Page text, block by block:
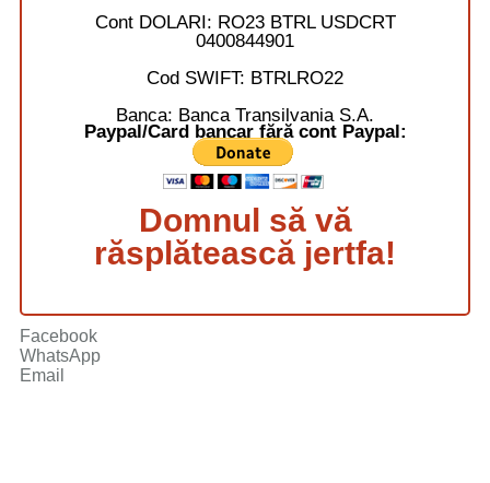
Cont DOLARI: RO23 BTRL USDCRT
0400844901
Cod SWIFT: BTRLRO22
Banca: Banca Transilvania S.A.
Paypal/Card bancar fără cont Paypal:
Domnul să vă
răsplătească jertfa!
Facebook
WhatsApp
Email